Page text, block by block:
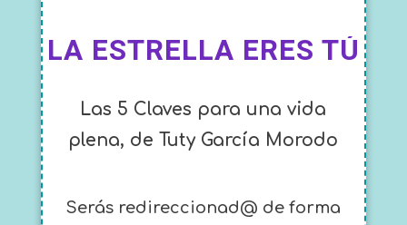
LA ESTRELLA ERES TÚ
Las 5 Claves para una vida
plena, de Tuty García Morodo
Serás redireccionad@ de forma